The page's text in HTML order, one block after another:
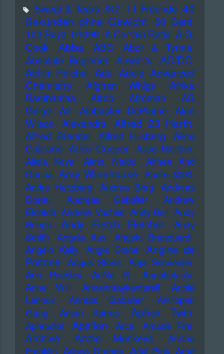
Sweat & Tears !K7 11 Freunde 40
Sekunden ohne Gewicht 50 Cent
102 Boyz 01099 A Certain Ratio A.G.
Cook
Abba ABC
Abor & Tynna
Absolute Beginner Abwärts AC/DC
Achim Reichel Ada Adele Advanced
Chemistry
Afghan Whigs
Afrika
Bambaataa
Afrob Afroman
AG
Geige
Air Alabaster DePlume
Alan
Wilson Alexandra Alfred 23 Harth
Alfred Brendel Alfred Hilsberg
Alice
Coltrane Alice Cooper Alice Merton
Alicia Keys Alma Naidu
Althea And
Donna Amy Winehouse Andre 3000
Andre Herzberg
Andrea Berg
Andreas
Dorau
Andreas Gabalier
Andrew
Eldritch Andrew Vachss Andy Bell Andy
Brings
Andy Fletch Fletcher
Andy
Smith
Angela Aux
Angelo Branduardi
Angelo Kelly
Angie Stone
Angine de
Poitrine Angus Stone Anja Schneider
Ann Peebles
AnNa R.
Annahstasia
Anne Will
Annenmaykantereit
Annie
Lennox
Anreas Gabalier
Antilopen
Gang
Anton Karras Aphex Twin
Aphrodite Apsilon Arca Arcade Fire
Archive Arctic Monkeys
Aretha
Franklin Ariana Grande Ariel Pink Arnd